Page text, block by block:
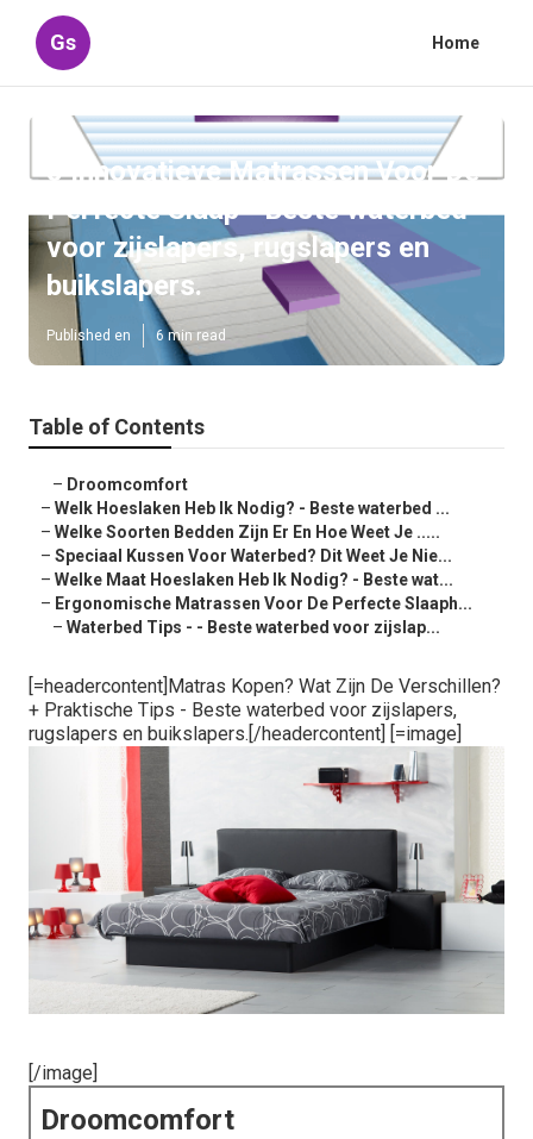
Gs Home
8 Innovatieve Matrassen Voor De
Perfecte Slaap - Beste waterbed
voor zijslapers, rugslapers en
buikslapers.
Published en 6 min read
Table of Contents
– Droomcomfort
– Welk Hoeslaken Heb Ik Nodig? - Beste waterbed ...
– Welke Soorten Bedden Zijn Er En Hoe Weet Je .....
– Speciaal Kussen Voor Waterbed? Dit Weet Je Nie...
– Welke Maat Hoeslaken Heb Ik Nodig? - Beste wat...
– Ergonomische Matrassen Voor De Perfecte Slaaph...
– Waterbed Tips - - Beste waterbed voor zijslap...
[=headercontent]Matras Kopen? Wat Zijn De Verschillen?
+ Praktische Tips - Beste waterbed voor zijslapers,
rugslapers en buikslapers.[/headercontent] [=image]
[/image]
Droomcomfort